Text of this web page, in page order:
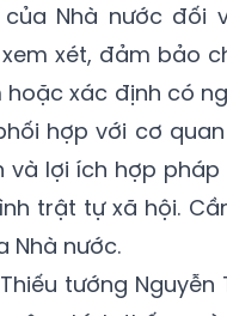
của Nhà nước đối
xét, đảm bảo
hoặc xác định có
hợp với cơ
và lợi ích hợp
trật tự xã hội.
Nhà nước.
tướng